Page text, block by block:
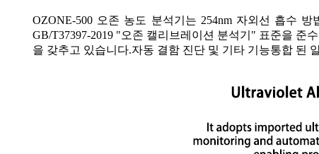
OZONE-500 오존 농도 분석기는 254nm 자외선 흡수
GB/T37397-2019 "오존 캘리브레이션 분석기" 표준을 준
을 갖추고 있습니다.자동 결함 진단 및 기타 기능통합 된